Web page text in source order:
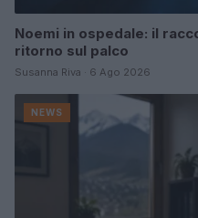
Noemi in ospedale: il
ritorno sul palco
Susanna Riva · 6 Ago 2026
NEWS